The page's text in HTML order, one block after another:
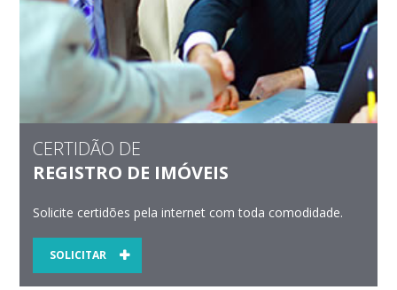
CERTIDÃO DE
REGISTRO DE IMÓVEIS
Solicite certidões pela internet com toda comodidade.
SOLICITAR